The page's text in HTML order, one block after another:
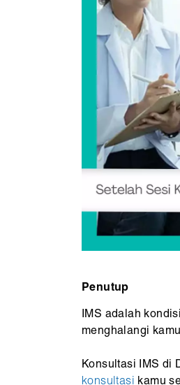
Penutup
IMS adalah
menghalangi
Konsultasi IMS di
konsultasi kamu